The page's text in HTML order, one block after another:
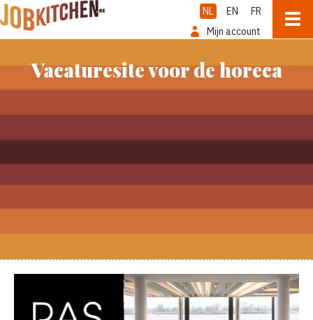
NL EN
FR
Mijn account
Vacaturesite voor de horeca